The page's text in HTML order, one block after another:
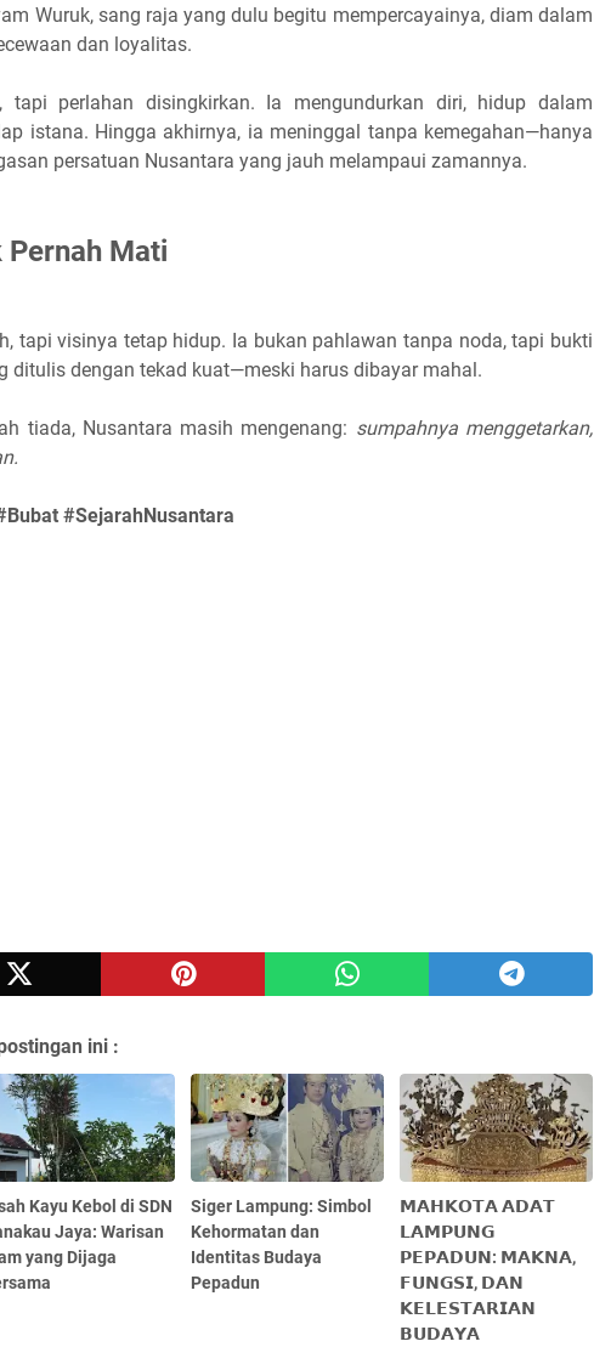
Wuruk, sang raja yang dulu begitu mempercayainya, diam dalam
dan loyalitas.
tapi perlahan disingkirkan. Ia mengundurkan diri, hidup dalam
istana. Hingga akhirnya, ia meninggal tanpa kemegahan—hanya
persatuan Nusantara yang jauh melampaui zamannya.
Pernah Mati
tapi visinya tetap hidup. Ia bukan pahlawan tanpa noda, tapi bukti
ditulis dengan tekad kuat—meski harus dibayar mahal.
tiada, Nusantara masih mengenang: sumpahnya menggetarkan,
#SejarahNusantara
ini :
Kayu Kebol di SDN
Jaya: Warisan
yang Dijaga
Siger Lampung: Simbol
Kehormatan dan
Identitas Budaya
Pepadun
𝗠𝗔𝗛𝗞𝗢𝗧𝗔 𝗔𝗗𝗔𝗧
𝗟𝗔𝗠𝗣𝗨𝗡𝗚
𝗣𝗘𝗣𝗔𝗗𝗨𝗡: 𝗠𝗔𝗞𝗡𝗔,
𝗙𝗨𝗡𝗚𝗦𝗜, 𝗗𝗔𝗡
𝗞𝗘𝗟𝗘𝗦𝗧𝗔𝗥𝗜𝗔𝗡
𝗕𝗨𝗗𝗔𝗬𝗔